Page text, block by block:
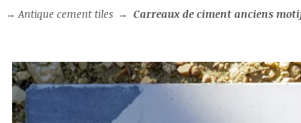
→Antique cement tiles → Carreaux de ciment anciens